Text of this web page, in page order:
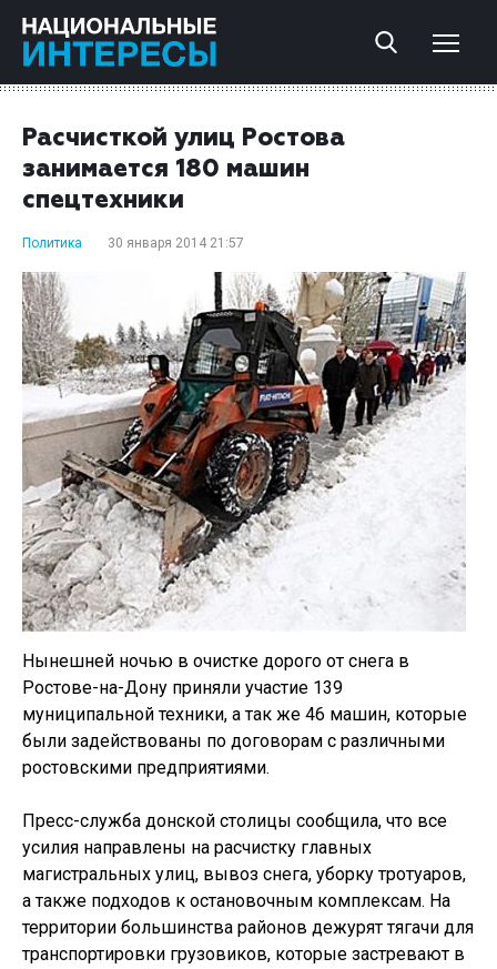
Расчисткой улиц Ростова
занимается 180 машин
спецтехники
Политика 30 января 2014 21:57
Нынешней ночью в очистке дорого от снега в
Ростове-на-Дону приняли участие 139
муниципальной техники, а так же 46 машин, которые
были задействованы по договорам с различными
ростовскими предприятиями.
Пресс-служба донской столицы сообщила, что все
усилия направлены на расчистку главных
магистральных улиц, вывоз снега, уборку тротуаров,
а также подходов к остановочным комплексам. На
территории большинства районов дежурят тягачи для
транспортировки грузовиков, которые застревают в